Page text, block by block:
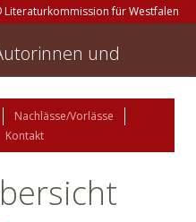
Literaturkommission für Westfalen
und
Nachlässe/Vorlässe
Kontakt